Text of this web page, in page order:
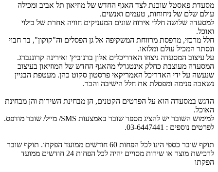
מסעדת פאסטל שוכנת לצד האגף החדש של מוזיאון תל אביב ומכילה
עולם שלם של ניחוחות, טעמים ואנשים.
למסעדה שלושה חללי אירוח שונים המעניקים חוויה אחרת של בילוי
ואוכל.
חלל מרכזי, מרפסת מרווחת המשקיפה אל גן הפסלים וה"קוקון", בר חבוי
ונסתר המכיל עולם ומלואו.
על עיצוב המסעדה ניצחו האדריכלים אלון ברנוביץ' ואירינה קרוננברג.
המסעדה מעוצבת כחלק אינטגרלי מהאגף החדש של המוזיאון בעיצוב
שנעשה על ידי האדריכל האמריקאי פרסטון סקוט כהן. מעטפת הבניין
נשאבה פנימה ומפסלת את חלל הישיבה והבר.
הדגש במסעדה הוא על הפרטים הקטנים, הן מבחינת השירות והן מבחינת
האוכל.
למימוש השובר יש להציג מספר שובר באמצעות SMS/ מייל/ שובר מודפס.
לפרטים נוספים : 03-6447441.
תוקף שובר כספי הינו לכל הפחות 60 חודשים ממועד הפקתו. תוקף שובר
לרכישת מוצר או שירות מסויים יהיה לכל הפחות 24 חודשים ממועד
הפקתו